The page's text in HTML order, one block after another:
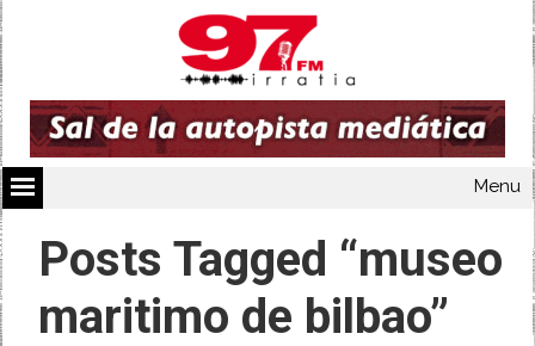
Menu
Posts Tagged “museo
maritimo de bilbao”